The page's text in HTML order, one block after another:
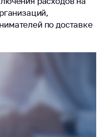
по доставке